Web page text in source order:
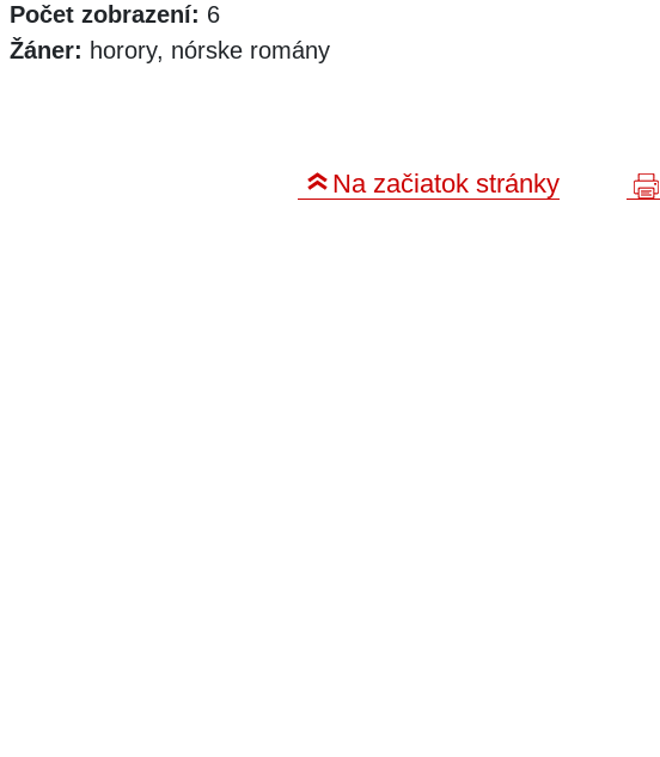
Počet zobrazení: 6
Žáner: horory, nórske romány
Na začiatok stránky